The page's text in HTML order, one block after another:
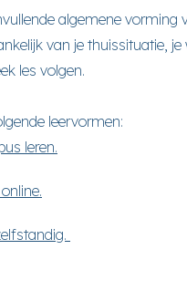
algemene
van je thuissituatie,
les volgen.
leervormen:
leren.